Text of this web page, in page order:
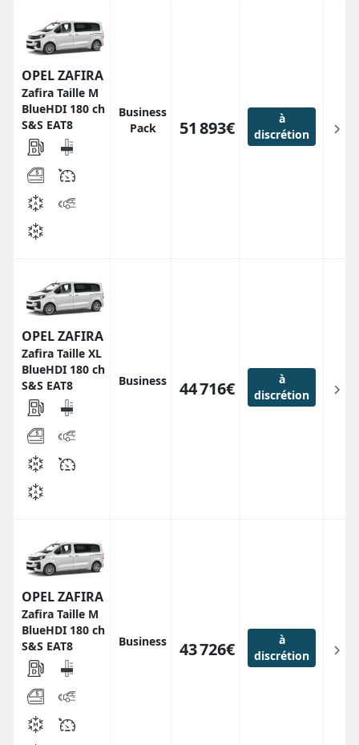
OPEL ZAFIRA
Zafira Taille M
BlueHDI 180 ch
S&S EAT8
Business
Pack
51 893€
à
discrétion
OPEL ZAFIRA
Zafira Taille XL
BlueHDI 180 ch
S&S EAT8
Business 44 716€
à
discrétion
OPEL ZAFIRA
Zafira Taille M
BlueHDI 180 ch
S&S EAT8
Business 43 726€
à
discrétion